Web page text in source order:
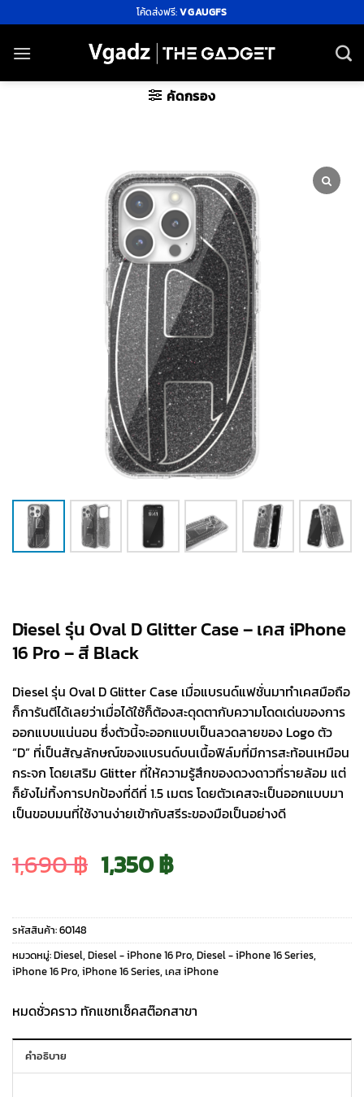
ไป
ยัง
โค้ดส่งฟรี:VGAUGFS
คัดกรอง
Diesel รุ่น Oval D Glitter Case – เคส iPhone
16 Pro – สี Black
Diesel รุ่น Oval D Glitter Case เมื่อแบรนด์แฟชั่นมาทำเคสมือถือ
ก็การันตีได้เลยว่าเมื่อได้ใช้ก็ต้องสะดุดตากับความโดดเด่นของการ
ออกแบบแน่นอน ซึ่งตัวนี้จะออกแบบเป็นลวดลายของ Logo ตัว
“D” ที่เป็นสัญลักษณ์ของแบรนด์บนเนื้อฟิล์มที่มีการสะท้อนเหมือน
กระจก โดยเสริม Glitter ที่ให้ความรู้สึกของดวงดาวที่รายล้อม แต่
ก็ยังไม่ทิ้งการปกป้องที่ดีที่ 1.5 เมตร โดยตัวเคสจะเป็นออกแบบมา
เป็นขอบมนที่ใช้งานง่ายเข้ากับสรีระของมือเป็นอย่างดี
1,690฿ Original
price
was:
1,690 ฿.
1,350฿Current
price
is:
1,350 ฿.
รหัสสินค้า:60148
หมวดหมู่:Diesel, Diesel - iPhone 16 Pro, Diesel - iPhone 16 Series,
iPhone 16 Pro, iPhone 16 Series, เคส iPhone
หมดชั่วคราว ทักแชทเช็คสต๊อกสาขา
คำอธิบาย